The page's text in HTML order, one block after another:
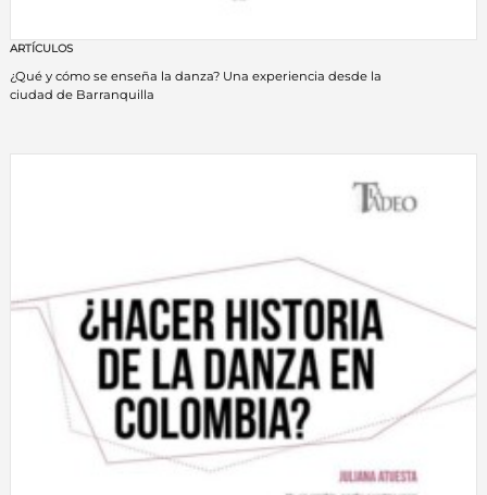
ARTÍCULOS
¿Qué y cómo se enseña la danza? Una experiencia desde la
ciudad de Barranquilla